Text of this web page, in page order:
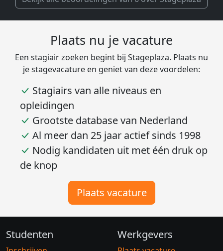
Plaats nu je vacature
Een stagiair zoeken begint bij Stageplaza. Plaats nu
je stagevacature en geniet van deze voordelen:
Stagiairs van alle niveaus en
opleidingen
Grootste database van Nederland
Al meer dan 25 jaar actief sinds 1998
Nodig kandidaten uit met één druk op
de knop
Plaats vacature
Studenten Werkgevers